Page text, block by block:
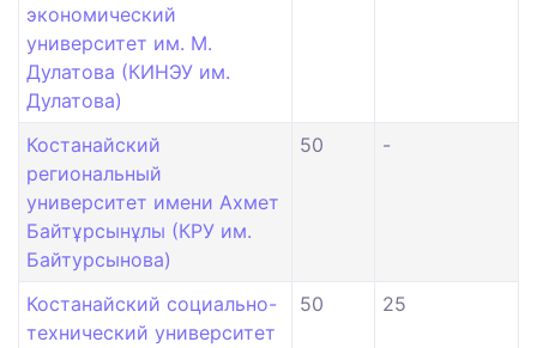
экономический
университет им. М.
Дулатова (КИНЭУ им.
Дулатова)
Костанайский
региональный
университет имени Ахмет
Байтұрсынұлы (КРУ им.
Байтурсынова)
50 -
Костанайский социально-
технический университет
50 25